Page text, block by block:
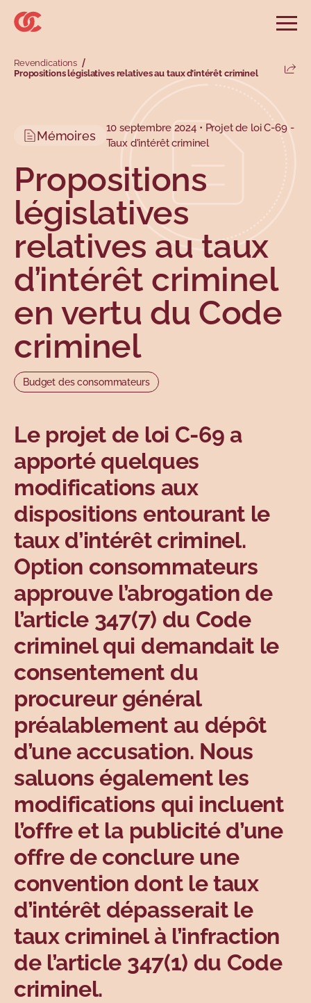
Sauter au menu principal
Sauter au champ de recherche
Sauter au contenu principal
Sauter au pied de page
Rechercher sur le site
Rechercher
Menu secondaire
Menu principal
Profils
Sujets
Types
Sujets
Revendications
Propositions législatives relatives au taux d’intérêt criminel
Mémoires
10 septembre 2024 • Projet de loi C-69 -
Taux d'intérêt criminel
Propositions
législatives
relatives au taux
d’intérêt criminel
en vertu du Code
criminel
Budget des consommateurs
Le projet de loi C-69 a
apporté quelques
modifications aux
dispositions entourant le
taux d’intérêt criminel.
Option consommateurs
approuve l’abrogation de
l’article 347(7) du Code
criminel qui demandait le
consentement du
procureur général
préalablement au dépôt
d’une accusation. Nous
saluons également les
modifications qui incluent
l’offre et la publicité d’une
offre de conclure une
convention dont le taux
d’intérêt dépasserait le
taux criminel à l’infraction
de l’article 347(1) du Code
criminel.